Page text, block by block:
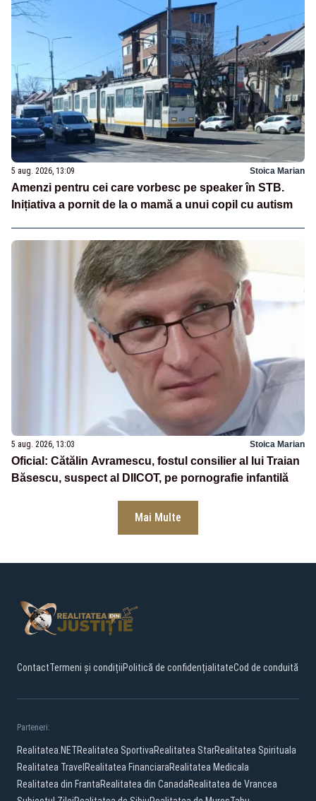
5 aug. 2026, 13:09 Stoica Marian
Amenzi pentru cei care vorbesc pe speaker în STB.
Inițiativa a pornit de la o mamă a unui copil cu autism
5 aug. 2026, 13:03 Stoica Marian
Oficial: Cătălin Avramescu, fostul consilier al lui Traian
Băsescu, suspect al DIICOT, pe pornografie infantilă
Mai Multe
ContactTermeni și condițiiPolitică de confidențialitateCod de conduită
Parteneri:
Realitatea.NETRealitatea SportivaRealitatea StarRealitatea Spirituala
Realitatea Travel Realitatea FinanciaraRealitatea Medicala
Realitatea din FrantaRealitatea din CanadaRealitatea de Vrancea